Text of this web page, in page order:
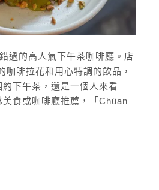
過的高人氣下午茶咖啡廳。店
啡拉花和用心特調的飲品，
下午茶，還是一個人來看
食或咖啡廳推薦，「Chüan